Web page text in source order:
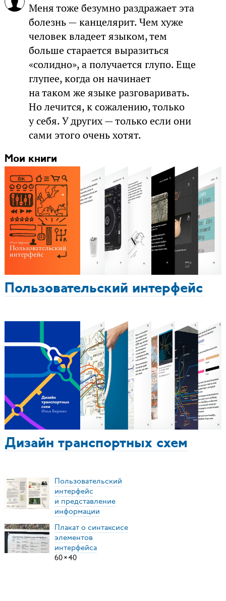
Меня тоже безумно раздражает эта
болезнь — канцелярит. Чем хуже
человек владеет языком, тем
больше старается выразиться
«солидно», а получается глупо. Еще
глупее, когда он начинает
на таком же языке разговаривать.
Но лечится, к сожалению, только
у себя. У других — только если они
сами этого очень хотят.
Мои книги
Пользовательский интерфейс
Дизайн транспортных схем
Пользовательский
интерфейс
и представление
информации
Плакат о синтаксисе
элементов
интерфейса
60×40